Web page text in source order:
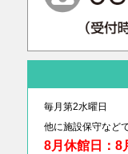
毎月第2水曜日
他に施設保守など
8月休館日：8